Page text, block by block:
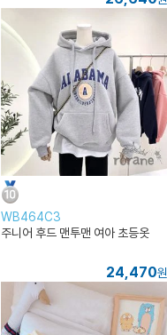
WB464C3
주니어 후드 맨투맨 여아 초등옷
24,470원